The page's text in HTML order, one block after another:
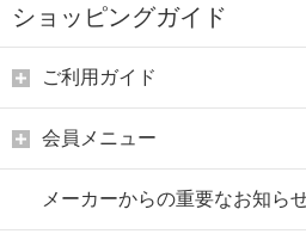
ショッピングガイド
ご利用ガイド
会員メニュー
メーカーからの重要なお知ら